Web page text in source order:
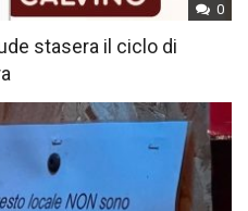
0
stasera il ciclo di